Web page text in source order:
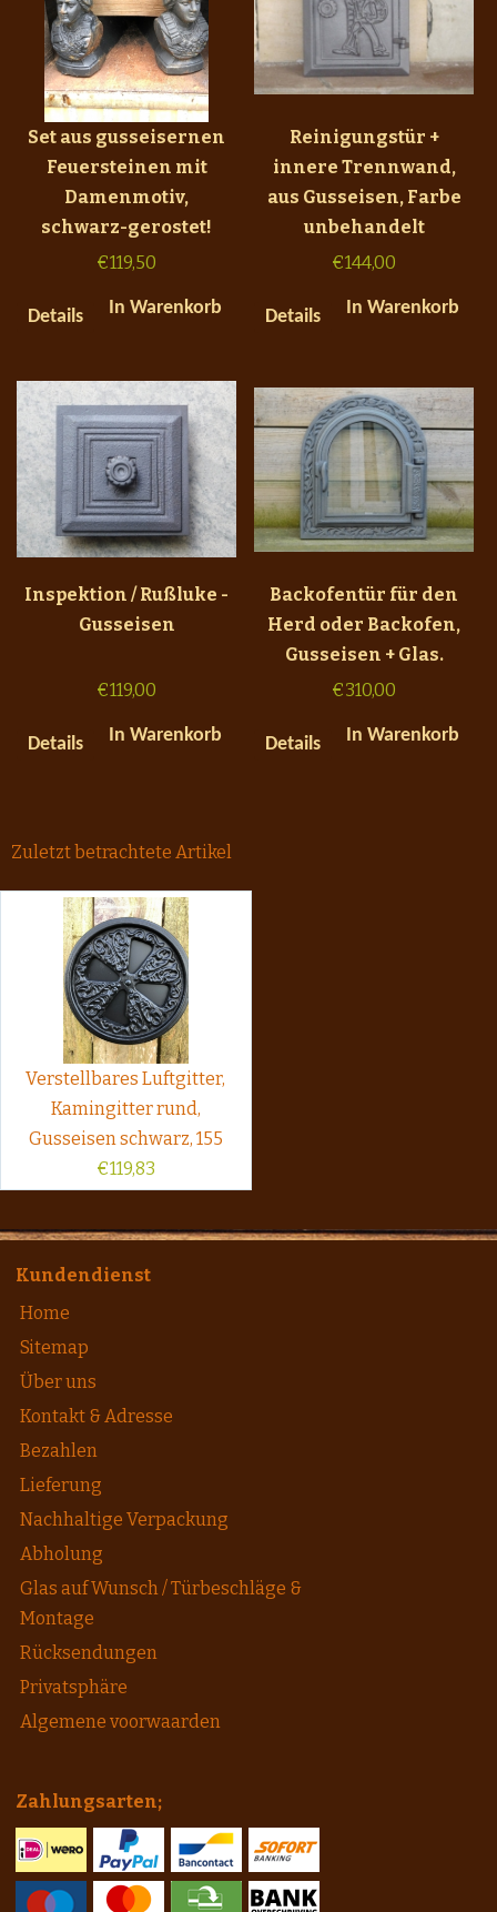
Set aus gusseisernen
Feuersteinen mit
Damenmotiv,
schwarz-gerostet!
€119,50
Details In Warenkorb
Reinigungstür +
innere Trennwand,
aus Gusseisen, Farbe
unbehandelt
€144,00
Details In Warenkorb
Inspektion / Rußluke -
Gusseisen
€119,00
Details In Warenkorb
Backofentür für den
Herd oder Backofen,
Gusseisen + Glas.
€310,00
Details In Warenkorb
Zuletzt betrachtete Artikel
Verstellbares Luftgitter,
Kamingitter rund,
Gusseisen schwarz, 155
€119,83
Kundendienst
Home
Sitemap
Über uns
Kontakt & Adresse
Bezahlen
Lieferung
Nachhaltige Verpackung
Abholung
Glas auf Wunsch / Türbeschläge &
Montage
Rücksendungen
Privatsphäre
Algemene voorwaarden
Zahlungsarten;